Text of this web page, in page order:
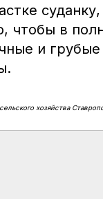
суданку,
чтобы в
и
хозяйства